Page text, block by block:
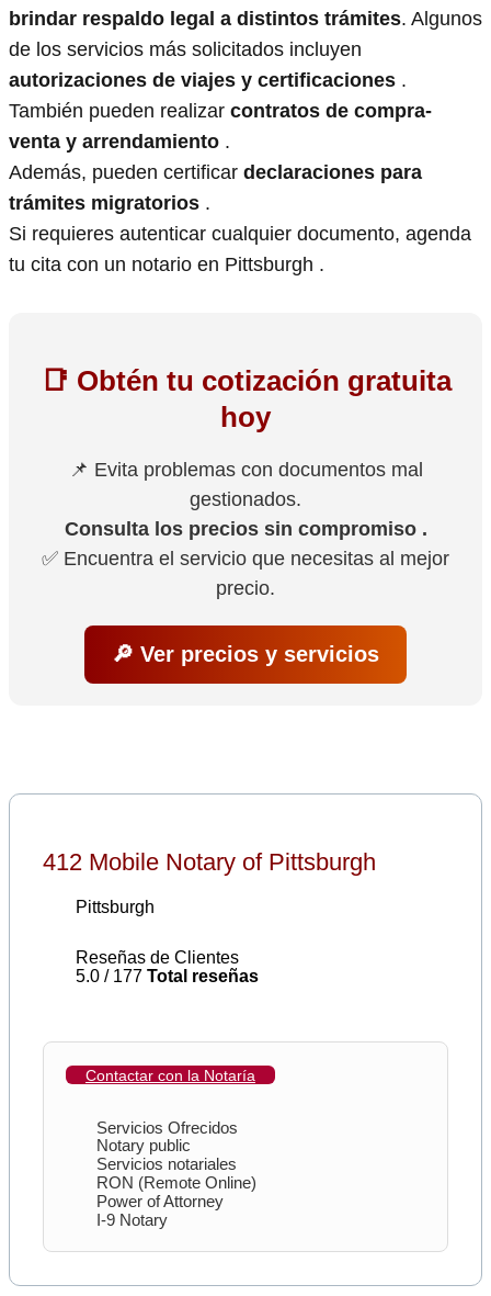
brindar respaldo legal a distintos trámites. Algunos
de los servicios más solicitados incluyen
autorizaciones de viajes y certificaciones .
También pueden realizar contratos de compra-
venta y arrendamiento .
Además, pueden certificar declaraciones para
trámites migratorios .
Si requieres autenticar cualquier documento, agenda
tu cita con un notario en Pittsburgh .
📑 Obtén tu cotización gratuita
hoy
📌 Evita problemas con documentos mal
gestionados.
Consulta los precios sin compromiso .
✅ Encuentra el servicio que necesitas al mejor
precio.
🔎 Ver precios y servicios
412 Mobile Notary of Pittsburgh
Pittsburgh
Reseñas de Clientes
5.0 / 177 Total reseñas
Contactar con la Notaría
Servicios Ofrecidos
Notary public
Servicios notariales
RON (Remote Online)
Power of Attorney
I-9 Notary